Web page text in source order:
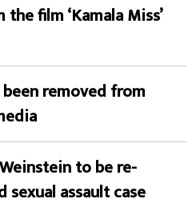
film ‘Kamala Miss’
been removed from
to be re-
sexual assault case